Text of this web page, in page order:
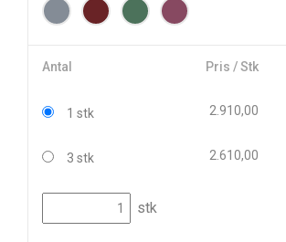
Antal Pris / Stk
1 stk 2.910,00
3 stk 2.610,00
stk